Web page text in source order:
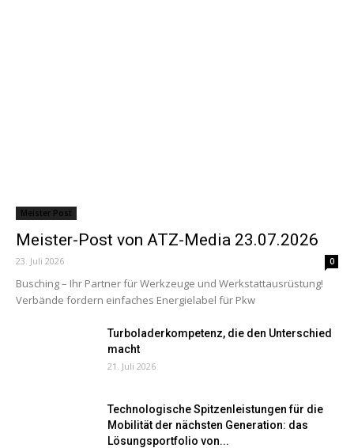
Meister Post
Meister-Post von ATZ-Media 23.07.2026
23. Juli 2026 0
Busching – Ihr Partner für Werkzeuge und Werkstattausrüstung!
Verbände fordern einfaches Energielabel für Pkw
Turboladerkompetenz, die den Unterschied
macht
21. Juli 2026
Technologische Spitzenleistungen für die
Mobilität der nächsten Generation: das
Lösungsportfolio von...